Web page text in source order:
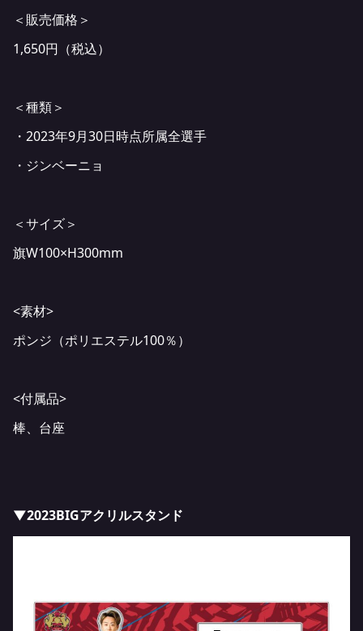
＜販売価格＞
1,650円（税込）
＜種類＞
・2023年9月30日時点所属全選手
・ジンベーニョ
＜サイズ＞
旗W100×H300mm
<素材>
ポンジ（ポリエステル100％）
<付属品>
棒、台座
▼2023BIGアクリルスタンド